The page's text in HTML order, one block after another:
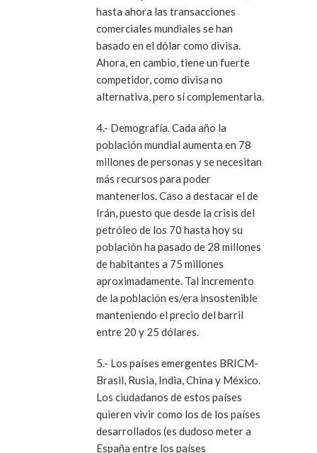
hasta ahora las transacciones
comerciales mundiales se han
basado en el dólar como divisa.
Ahora, en cambio, tiene un fuerte
competidor, como divisa no
alternativa, pero sí complementaria.
4.- Demografía. Cada año la
población mundial aumenta en 78
millones de personas y se necesitan
más recursos para poder
mantenerlos. Caso a destacar el de
Irán, puesto que desde la crisis del
petróleo de los 70 hasta hoy su
población ha pasado de 28 millones
de habitantes a 75 millones
aproximadamente. Tal incremento
de la población es/era insostenible
manteniendo el precio del barril
entre 20 y 25 dólares.
5.- Los países emergentes BRICM-
Brasil, Rusia, India, China y México.
Los ciudadanos de estos países
quieren vivir como los de los países
desarrollados (es dudoso meter a
España entre los países